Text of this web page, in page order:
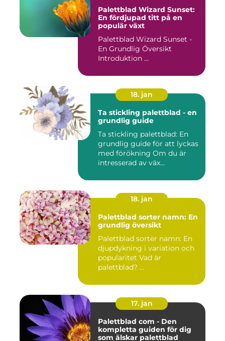
Palettblad Wizard Sunset:
En fördjupad titt på en
populär växt
Palettblad Wizard Sunset -
En Grundlig Översikt
Introduktion ...
18. jan
Ta stickling palettblad - en
grundlig guide
Ta stickling palettblad: En
grundlig guide för att lyckas
med förökning Om du är
intresserad av väx...
18. jan
Palettblad sorter namn: En
grundlig översikt
Palettblad sorter namn: En
djupdykning i variation och
popularitet Vad är
palettblad? ...
17. jan
Palettblad com - Den
kompletta guiden för dig
som älskar palettblad